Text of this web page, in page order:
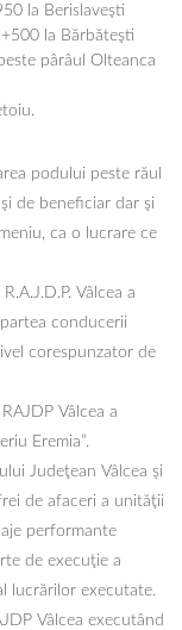
la Berislaveşti
la Bărbăteşti
pârâul Olteanca
podului peste răul
de beneficiar dar şi
ca o lucrare ce
Vâlcea a
conducerii
corespunzator de
Vâlcea a
Eremia”.
Judeţean Vâlcea şi
de afaceri a unităţii
performante
de execuţie a
lucrărilor executate.
Vâlcea executând